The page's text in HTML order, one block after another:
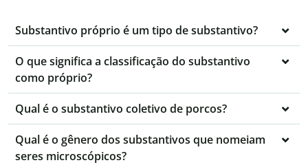
Substantivo próprio é um tipo de substantivo?
O que significa a classificação do substantivo
como próprio?
Qual é o substantivo coletivo de porcos?
Qual é o gênero dos substantivos que nomeiam
seres microscópicos?